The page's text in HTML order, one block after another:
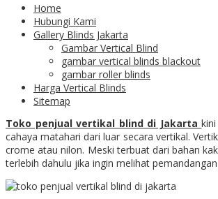
Home
Hubungi Kami
Gallery Blinds Jakarta
Gambar Vertical Blind
gambar vertical blinds blackout
gambar roller blinds
Harga Vertical Blinds
Sitemap
Toko Penjual
Toko penjual vertikal blind di Jakarta
cahaya matahari dari luar secara vertikal.
crome atau nilon. Meski terbuat dari bahan
terlebih dahulu jika ingin melihat